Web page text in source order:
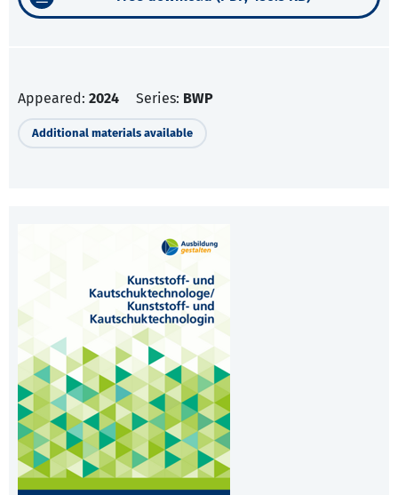
Appeared: 2024 Series: BWP
Additional materials available